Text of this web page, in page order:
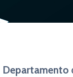
Departamento